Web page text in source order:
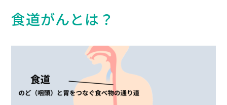
食道がんとは？